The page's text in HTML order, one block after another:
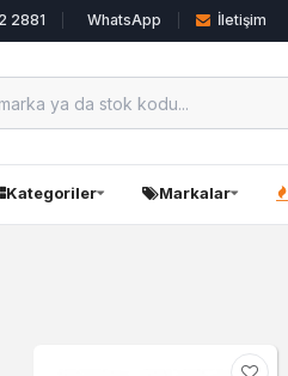
2881 WhatsApp İletişim
Kategoriler Markalar